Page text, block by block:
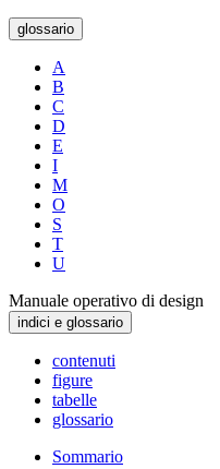
glossario
A
B
C
D
E
I
M
O
S
T
U
Manuale operativo di design
indici e glossario
contenuti
figure
tabelle
glossario
Sommario